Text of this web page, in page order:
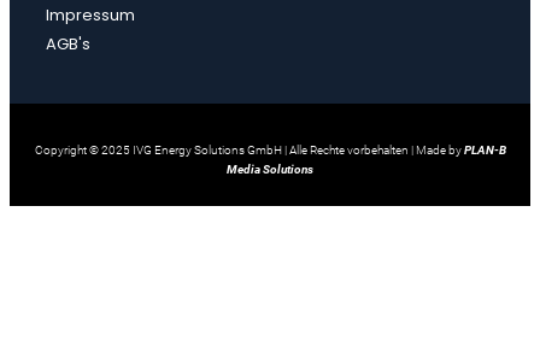
Impressum
AGB's
Copyright © 2025 IVG Energy Solutions GmbH | Alle Rechte vorbehalten | Made byPLAN-B
Media Solutions